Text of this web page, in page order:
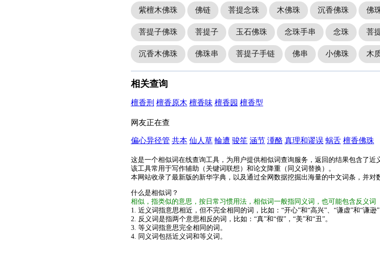
紫檀木佛珠 佛链 菩提念珠 木佛珠 沉香佛珠 佛
菩提子佛珠 菩提子 玉石佛珠 念珠手串 念珠 菩
沉香木佛珠 佛珠串 菩提子手链 佛串 小佛珠 木
相关查询
檀香刑 檀香原木 檀香味 檀香园 檀香型
网友正在查
偏心异径管 共本 仙人草 輪遭 骏笙 涵节 湩酪 真理和谬误 蜗舌 檀香佛珠
这是一个相似词在线查询工具，为用户提供相似词查询服务，返回的结果包含了近
该工具常用于写作辅助（关键词联想）和论文降重（同义词替换）。
本网站收录了最新版的新华字典，以及通过全网数据挖掘出海量的中文词条，并对
什么是相似词？
相似，指类似的意思，按日常习惯用法，相似词一般指同义词，也可能包含反义词
1. 近义词指意思相近，但不完全相同的词，比如：“开心”和“高兴”、“谦虚”和“谦逊”
2. 反义词是指两个意思相反的词，比如：“真”和“假”，“美”和“丑”。
3. 等义词指意思完全相同的词。
4. 同义词包括近义词和等义词。